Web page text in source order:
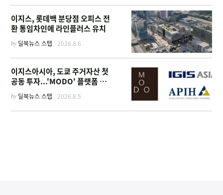
이지스, 롯데백 분당점 오피스 전
환 통임차인에 라인플러스 유치
by 딜북뉴스 스탭 2026.8.6
이지스아시아, 도쿄 주거자산 첫
공동 투자...'MODO' 플랫폼 가
by 딜북뉴스 스탭 2026.8.5